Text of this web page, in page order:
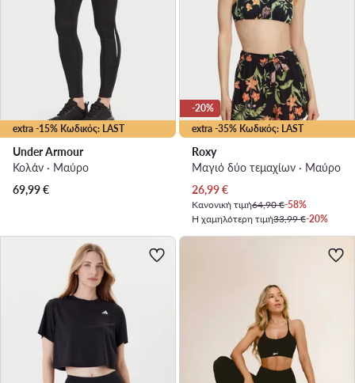
extra -15% Κωδικός: LAST
Under Armour
Κολάν · Μαύρο
69,99€
extra -35% Κωδικός: LAST
-20%
Roxy
Μαγιό δύο τεμαχίων · Μαύρο
Τρέχουσα τιμή
26,99€
Κανονική τιμή64,90 €-58%
Η χαμηλότερη τιμή33,99 €-20%